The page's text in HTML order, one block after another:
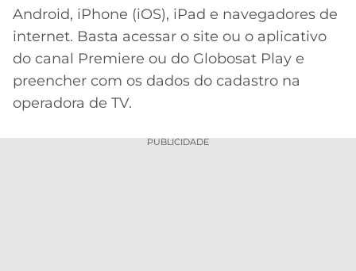
Android, iPhone (iOS), iPad e navegadores de
internet. Basta acessar o site ou o aplicativo
do canal Premiere ou do Globosat Play e
preencher com os dados do cadastro na
operadora de TV.
PUBLICIDADE